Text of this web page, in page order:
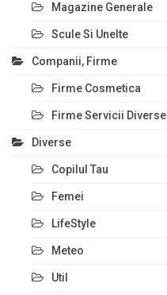
Magazine Generale
Scule Si Unelte
Companii, Firme
Firme Cosmetica
Firme Servicii Diverse
Diverse
Copilul Tau
Femei
LifeStyle
Meteo
Util